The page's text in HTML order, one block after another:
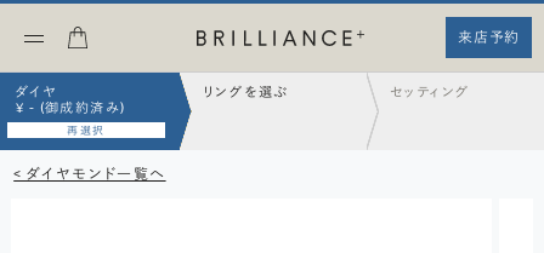
来店予約
ダイヤ
¥ - (御成約済み)
再選択
リングを選ぶ セッティング
< ダイヤモンド一覧へ